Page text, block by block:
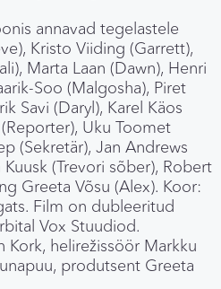
annavad tegelastele
Kristo Viiding (Garrett),
Marta Laan (Dawn), Henri
Soo (Malgosha), Piret
Savi (Daryl), Karel Käos
Uku Toomet
(Sekretär), Jan Andrews
Kuusk (Trevori sõber), Robert
Greeta Võsu (Alex). Koor:
Film on dubleeritud
Vox Stuudiod.
Kork, helirežissöör Markku
produtsent Greeta